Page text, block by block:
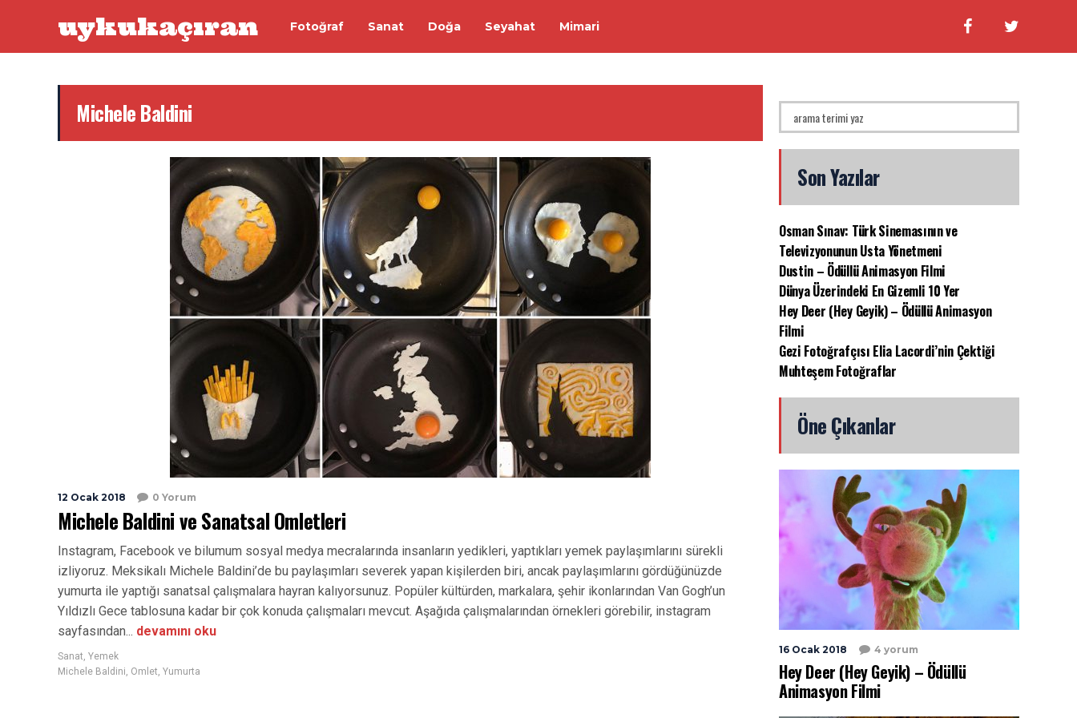
uykukaçıran Fotoğraf Sanat Doğa Seyahat Mimari
Michele Baldini
12 Ocak 2018 0 Yorum
Michele Baldini ve Sanatsal Omletleri
Instagram, Facebook ve bilumum sosyal medya mecralarında insanların yedikleri, yaptıkları yemek paylaşımlarını sürekli
izliyoruz. Meksikalı Michele Baldini’de bu paylaşımları severek yapan kişilerden biri, ancak paylaşımlarını gördüğünüzde
yumurta ile yaptığı sanatsal çalışmalara hayran kalıyorsunuz. Popüler kültürden, markalara, şehir ikonlarından Van Gogh’un
Yıldızlı Gece tablosuna kadar bir çok konuda çalışmaları mevcut. Aşağıda çalışmalarından örnekleri görebilir, instagram
sayfasından... devamını oku
Sanat, Yemek
Michele Baldini, Omlet, Yumurta
Son Yazılar
Osman Sınav: Türk Sinemasının ve
Televizyonunun Usta Yönetmeni
Dustin – Ödüllü Animasyon Filmi
Dünya Üzerindeki En Gizemli 10 Yer
Hey Deer (Hey Geyik) – Ödüllü Animasyon
Filmi
Gezi Fotoğrafçısı Elia Lacordi’nin Çektiği
Muhteşem Fotoğraflar
Öne Çıkanlar
16 Ocak 2018 4 yorum
Hey Deer (Hey Geyik) – Ödüllü
Animasyon Filmi